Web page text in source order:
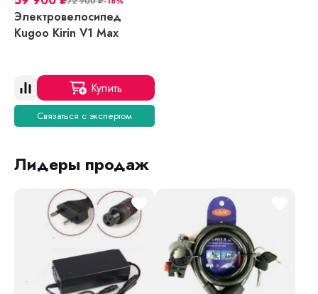
Электровелосипед
Kugoo Kirin V1 Max
Купить
Связаться с экспертом
Лидеры продаж